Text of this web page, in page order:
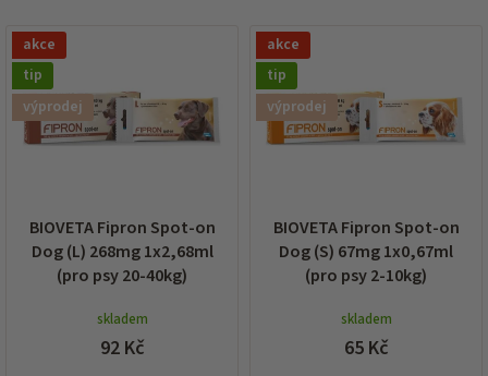
o
d
u
V
ý
i
s
akce
tip
výprodej
BIOVETA Fipron Spot-on
Dog (L) 268mg 1x2,68ml
(pro psy 20-40kg)
skladem
92 Kč
akce
tip
výprodej
BIOVETA Fipron Spot-on
Dog (S) 67mg 1x0,67ml
(pro psy 2-10kg)
skladem
65 Kč